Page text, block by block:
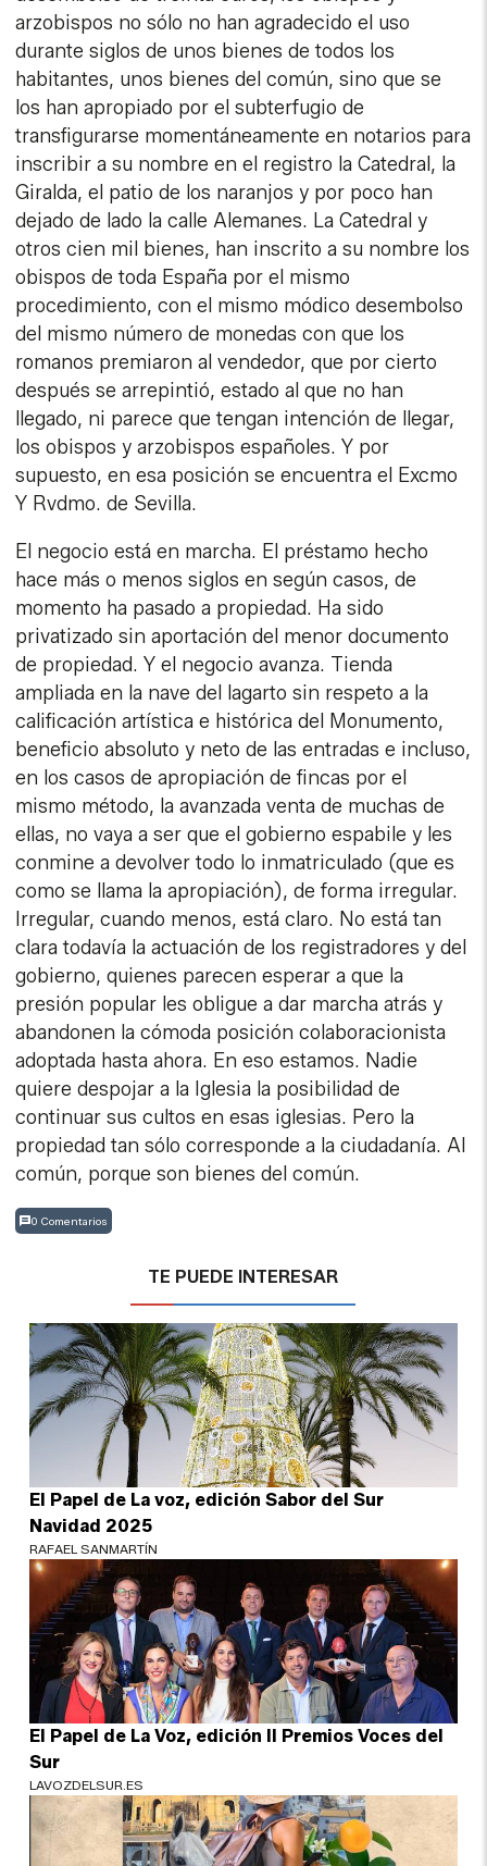
arzobispos no sólo no han agradecido el uso
durante siglos de unos bienes de todos los
habitantes, unos bienes del común, sino que se
los han apropiado por el subterfugio de
transfigurarse momentáneamente en notarios para
inscribir a su nombre en el registro la Catedral, la
Giralda, el patio de los naranjos y por poco han
dejado de lado la calle Alemanes. La Catedral y
otros cien mil bienes, han inscrito a su nombre los
obispos de toda España por el mismo
procedimiento, con el mismo módico desembolso
del mismo número de monedas con que los
romanos premiaron al vendedor, que por cierto
después se arrepintió, estado al que no han
llegado, ni parece que tengan intención de llegar,
los obispos y arzobispos españoles. Y por
supuesto, en esa posición se encuentra el Excmo
Y Rvdmo. de Sevilla.
El negocio está en marcha. El préstamo hecho
hace más o menos siglos en según casos, de
momento ha pasado a propiedad. Ha sido
privatizado sin aportación del menor documento
de propiedad. Y el negocio avanza. Tienda
ampliada en la nave del lagarto sin respeto a la
calificación artística e histórica del Monumento,
beneficio absoluto y neto de las entradas e incluso,
en los casos de apropiación de fincas por el
mismo método, la avanzada venta de muchas de
ellas, no vaya a ser que el gobierno espabile y les
conmine a devolver todo lo inmatriculado (que es
como se llama la apropiación), de forma irregular.
Irregular, cuando menos, está claro. No está tan
clara todavía la actuación de los registradores y del
gobierno, quienes parecen esperar a que la
presión popular les obligue a dar marcha atrás y
abandonen la cómoda posición colaboracionista
adoptada hasta ahora. En eso estamos. Nadie
quiere despojar a la Iglesia la posibilidad de
continuar sus cultos en esas iglesias. Pero la
propiedad tan sólo corresponde a la ciudadanía. Al
común, porque son bienes del común.
0 Comentarios
TE PUEDE INTERESAR
El Papel de La voz, edición Sabor del Sur
Navidad 2025
RAFAEL SANMARTÍN
El Papel de La Voz, edición II Premios Voces del
Sur
LAVOZDELSUR.ES